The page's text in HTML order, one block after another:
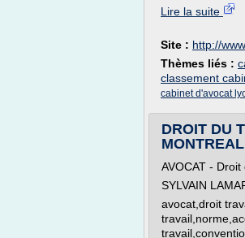
Lire la suite
Site : http://
Thèmes liés :
classement
cabinet d'avocat
DROIT DU
AVOCAT -
SYLVAIN
avocat,droit